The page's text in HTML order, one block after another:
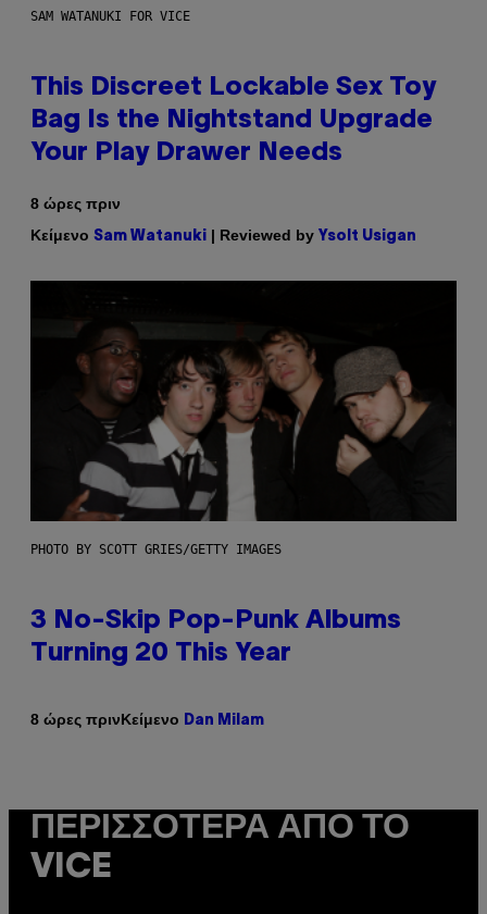
SAM WATANUKI FOR VICE
This Discreet Lockable Sex Toy
Bag Is the Nightstand Upgrade
Your Play Drawer Needs
8 ώρες πριν
Κείμενο Sam Watanuki | Reviewed by Ysolt Usigan
PHOTO BY SCOTT GRIES/GETTY IMAGES
3 No-Skip Pop-Punk Albums
Turning 20 This Year
8 ώρες πρινΚείμενο Dan Milam
ΠΕΡΙΣΣΌΤΕΡΑ ΑΠΌ ΤΟ
VICE